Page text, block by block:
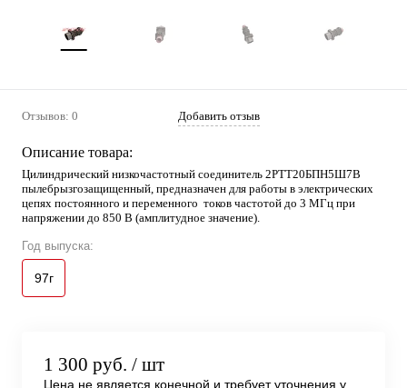
Отзывов: 0 Добавить отзыв
Описание товара:
Цилиндрический низкочастотный соединитель 2РТТ20БПН5Ш7В
пылебрызгозащищенный, предназначен для работы в электрических
цепях постоянного и переменного токов частотой до 3 МГц при
напряжении до 850 В (амплитудное значение).
Год выпуска:
97г
1 300 руб. / шт
Цена не является конечной и требует уточнения у